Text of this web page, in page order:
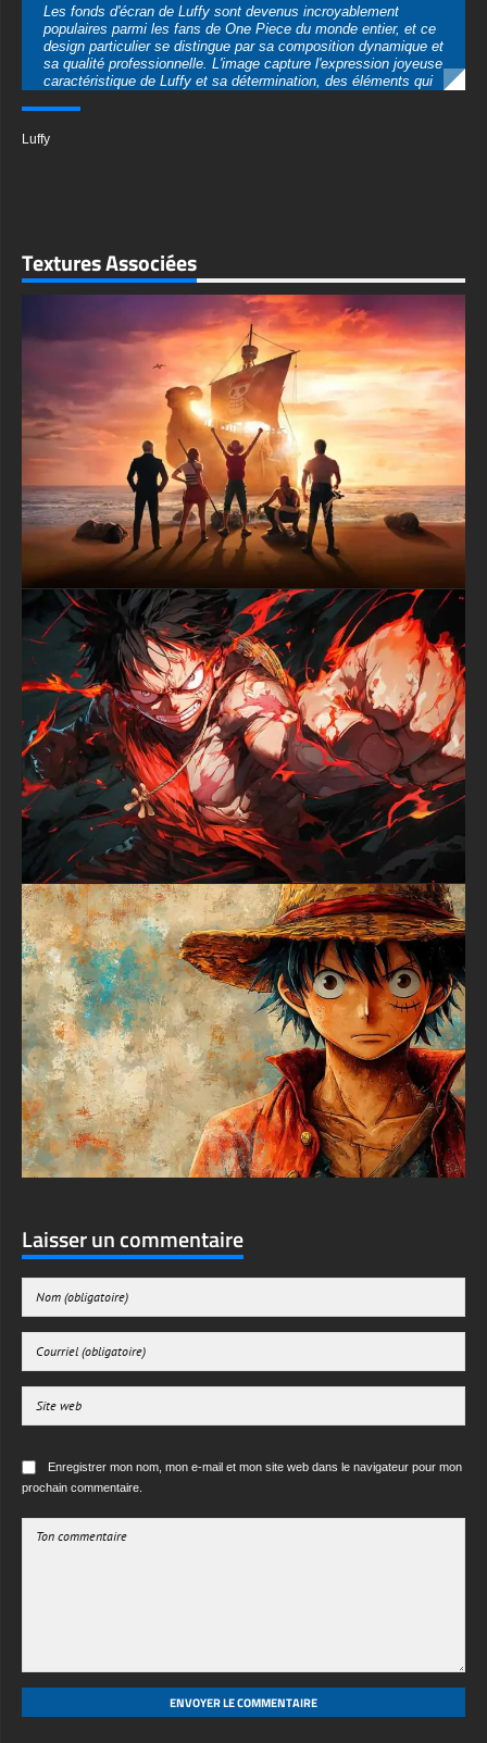
tous les temps. Le chapeau de paille, qui lui a été offert par
Shanks aux Cheveux Rouges, repose parfaitement sur sa tête
comme un symbole de sa promesse et de ses rêves, ce qui
rend ce fond d'écran non seulement visuellement magnifique
mais aussi émotionnellement résonnant pour les vrais
résolutions d'écran, garantissant une clarté parfaite que vous
cinématographique qui donne vie à votre personnage d'anime
préféré chaque fois que vous regardez votre écran.
Les fans de One Piece à la recherche de fonds d'écran anime
de haute qualité apprécieront l'attention portée aux détails dans
cette œuvre d'art. Le design des personnages reste fidèle à la
vision originale d'Eiichiro Oda tout en présentant Luffy de
manière dramatique et stylisée qui fonctionne parfaitement
comme image de fond. Le gilet rouge et sa cicatrice signature
sous son œil gauche sont rendus avec une clarté
exceptionnelle, ce qui en fait l'un des fonds d'écran Luffy les
plus détaillés disponibles en téléchargement gratuit.
Les amateurs de personnalisation de bureau comprennent
l'importance de trouver le fond d'écran parfait qui reflète leur
personnalité et leurs intérêts. Ce fond d'écran Monkey D Luffy
offre exactement cela, combinant l'attrait esthétique avec la
fierté des fans. La qualité de l'image est impeccable, sans
artefacts de compression ni pixellisation, garantissant que
votre écran a toujours l'air professionnel et soigné. Que vous
travailliez, jouiez ou naviguiez simplement, ce fond d'écran
fournit le décor parfait pour toutes vos activités numériques.
Les collectionneurs de fonds d'écran animés voudront ajouter
cette pièce à leur rotation immédiatement. Le style artistique
équilibre les techniques numériques modernes avec
l'esthétique classique de l'anime, créant un look intemporel qui
ne semblera pas dépassé après quelques mois. L'énergie
émotionnelle qui émane de l'expression de Luffy sert de
motivation quotidienne, vous rappelant de poursuivre vos rêves
avec la même passion et la même détermination qui animent le
futur Roi des Pirates.
Trouver des fonds d'écran 4K gratuits de cette qualité peut être
difficile, mais ce fond d'écran One Piece offre des résultats
premium sans aucun coût. Le fichier est disponible en
plusieurs résolutions pour s'adapter à différents appareils et
tailles d'écran, garantissant que tout le monde puisse profiter
de cette incroyable œuvre d'art. Téléchargez ce fond d'écran
Luffy chapeau de paille dès aujourd'hui et apportez l'aventure
de la Grand Line sur votre appareil personnel.
Transformez votre espace numérique avec cette œuvre d'art
anime exceptionnelle qui célèbre l'une des plus grandes
aventures du manga et de l'anime. Ce fond d'écran n'est pas
qu'un simple arrière-plan ; c'est une affirmation de votre amour
pour One Piece et de votre appréciation pour l'art anime de
qualité.
textures-3d-gratuiteshd.com
Luffy
Laisser un commentaire
Enregistrer mon nom, mon e-mail et mon site web dans le navigateur pour mon
CONTACT US · LICENSE